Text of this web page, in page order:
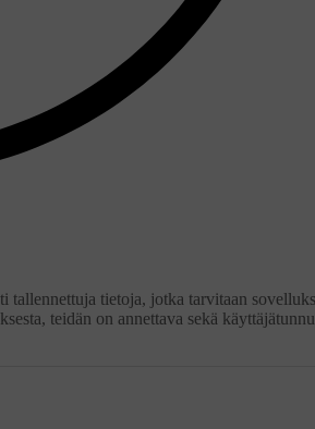
tallennettuja tietoja, jotka tarvitaan
teidän on annettava sekä